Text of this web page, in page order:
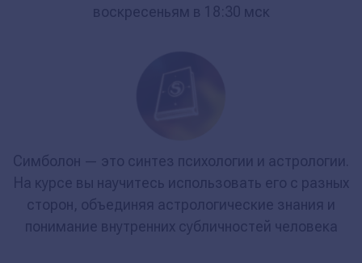
воскресеньям в 18:30 мск
Симболон — это синтез психологии и астрологии.
На курсе вы научитесь использовать его с разных
сторон, объединяя астрологические знания и
понимание внутренних субличностей человека